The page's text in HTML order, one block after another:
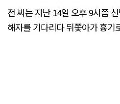
전 씨는 지난 14일 오후 9시쯤
해자를 기다리다 뒤쫓아가 흉기